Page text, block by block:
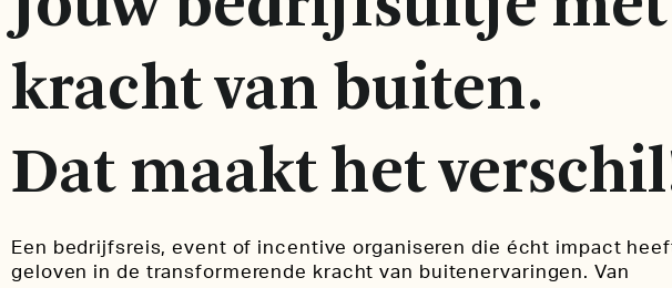
kracht van buiten.
Dat maakt het
Een bedrijfsreis, event of incentive organiseren die écht impact
geloven in de transformerende kracht van buitenervaringen. Van